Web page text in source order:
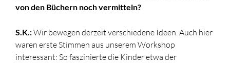
von den Büchern noch vermitteln?
S.K.:Wir bewegen derzeit verschiedene Ideen. Auch hier
waren erste Stimmen aus unserem Workshop
interessant: So faszinierte die Kinder etwa der